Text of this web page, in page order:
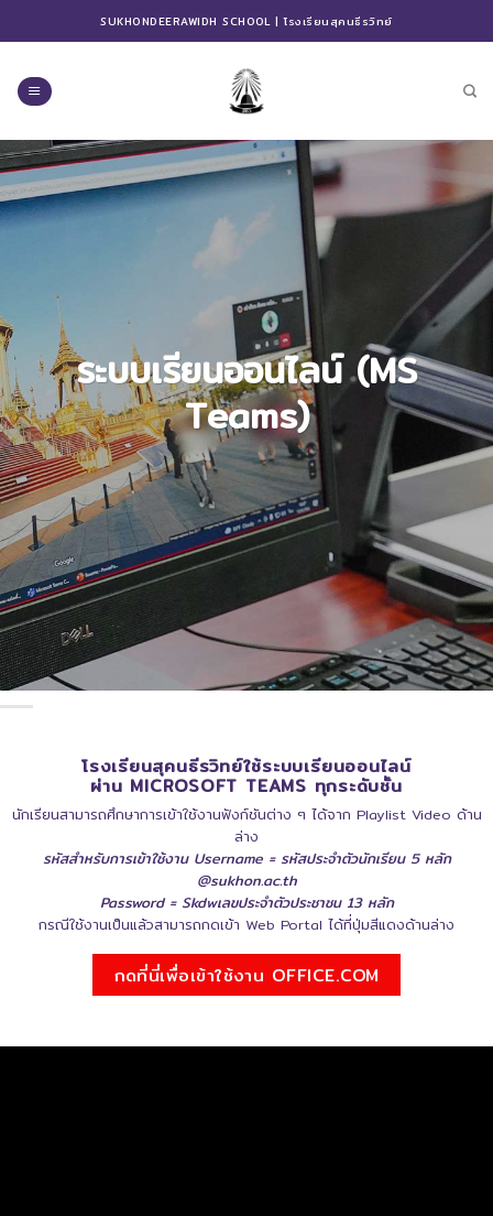
SUKHONDEERAWIDH SCHOOL | โรงเรียนสุคนธีรวิทย์
ระบบเรียนออนไลน์ (MS
Teams)
โรงเรียนสุคนธีรวิทย์ใช้ระบบเรียนออนไลน์
ผ่าน MICROSOFT TEAMS ทุกระดับชั้น
นักเรียนสามารถศึกษาการเข้าใช้งานฟังก์ชันต่าง ๆ ได้จาก Playlist Video ด้าน
ล่าง
รหัสสำหรับการเข้าใช้งาน Username = รหัสประจำตัวนักเรียน 5 หลัก
@sukhon.ac.th
Password = Skdwเลขประจำตัวประชาชน 13 หลัก
กรณีใช้งานเป็นแล้วสามารถกดเข้า Web Portal ได้ที่ปุ่มสีแดงด้านล่าง
กดที่นี่เพื่อเข้าใช้งาน OFFICE.COM